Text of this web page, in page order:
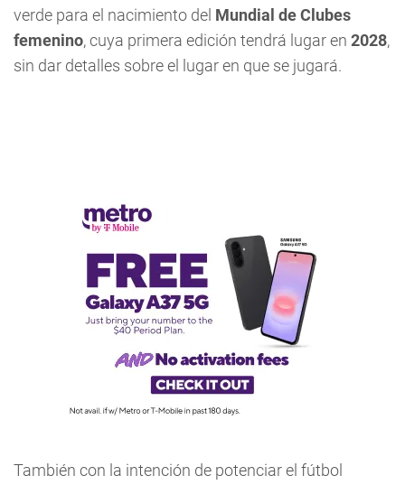
verde para el nacimiento del Mundial de Clubes
femenino, cuya primera edición tendrá lugar en 2028,
sin dar detalles sobre el lugar en que se jugará.
También con la intención de potenciar el fútbol